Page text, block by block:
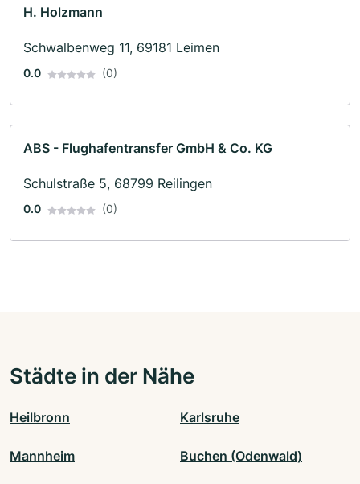
H. Holzmann
Schwalbenweg 11, 69181 Leimen
0.0 (0)
ABS - Flughafentransfer GmbH & Co. KG
Schulstraße 5, 68799 Reilingen
0.0 (0)
Städte in der Nähe
Heilbronn Karlsruhe
Mannheim Buchen (Odenwald)